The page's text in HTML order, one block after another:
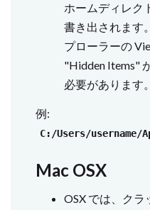
ホームディレク
書き出されます
プローラーの
"Hidden Items"
必要があります。
例:
C:/Users/username/
Mac OSX
OSX では、クラ